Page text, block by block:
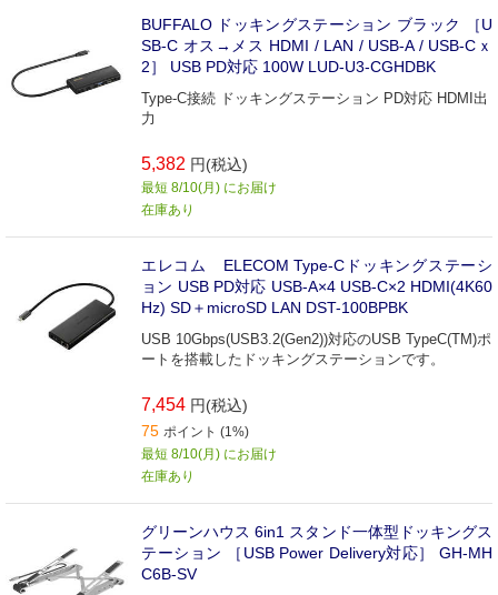
BUFFALO ドッキングステーション ブラック ［U
SB-C オス→メス HDMI / LAN / USB-A / USB-Cｘ
2］ USB PD対応 100W LUD-U3-CGHDBK
Type-C接続 ドッキングステーション PD対応 HDMI出
力
5,382 円(税込)
最短 8/10(月) にお届け
在庫あり
エレコム ELECOM Type-Cドッキングステーシ
ョン USB PD対応 USB-A×4 USB-C×2 HDMI(4K60
Hz) SD＋microSD LAN DST-100BPBK
USB 10Gbps(USB3.2(Gen2))対応のUSB TypeC(TM)ポ
ートを搭載したドッキングステーションです。
7,454 円(税込)
75 ポイント (1%)
最短 8/10(月) にお届け
在庫あり
グリーンハウス 6in1 スタンド一体型ドッキングス
テーション ［USB Power Delivery対応］ GH-MH
C6B-SV